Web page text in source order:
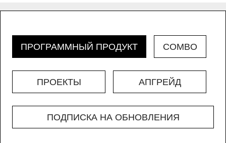
ПРОГРАММНЫЙ ПРОДУКТ COMBO
ПРОЕКТЫ АПГРЕЙД
ПОДПИСКА НА ОБНОВЛЕНИЯ